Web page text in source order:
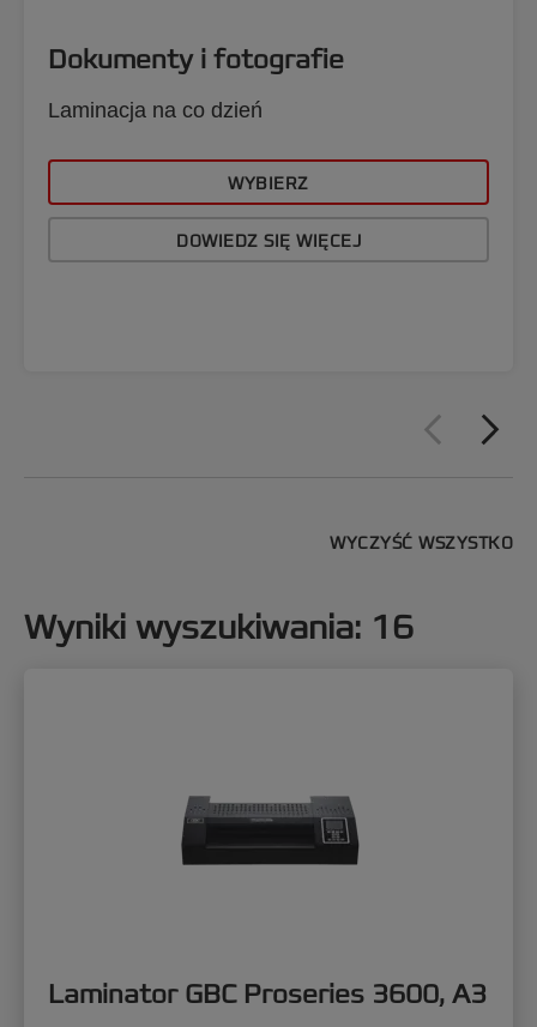
Dokumenty i fotografie
Laminacja na co dzień
WYBIERZ
DOWIEDZ SIĘ WIĘCEJ
WYCZYŚĆ WSZYSTKO
Wyniki wyszukiwania: 16
Laminator GBC Proseries 3600, A3